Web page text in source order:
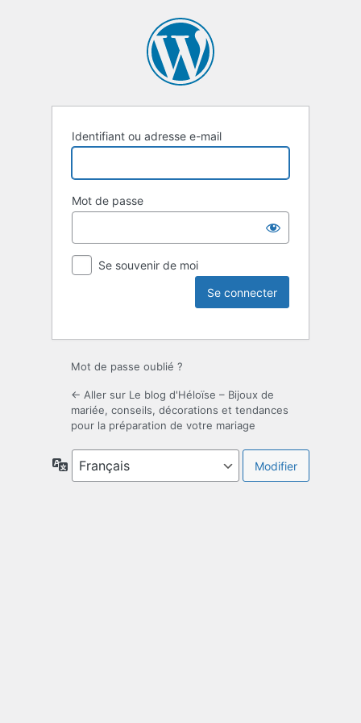
Identifiant ou adresse e-mail
Mot de passe
Se souvenir de moi
Mot de passe oublié ?
← Aller sur Le blog d'Héloïse – Bijoux de
mariée, conseils, décorations et tendances
pour la préparation de votre mariage
Langue